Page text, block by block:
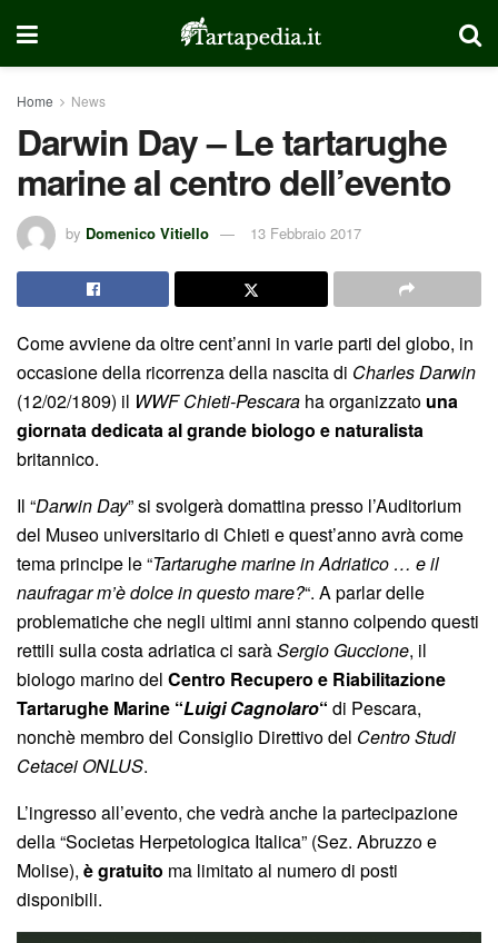
Home News
Darwin Day – Le tartarughe
marine al centro dell’evento
by Domenico Vitiello 13 Febbraio 2017
Come avviene da oltre cent’anni in varie parti del globo, in
occasione della ricorrenza della nascita di Charles Darwin
(12/02/1809) il WWF Chieti-Pescara ha organizzato una
giornata dedicata al grande biologo e naturalista
britannico.
Il “Darwin Day” si svolgerà domattina presso l’Auditorium
del Museo universitario di Chieti e quest’anno avrà come
tema principe le “Tartarughe marine in Adriatico … e il
naufragar m’è dolce in questo mare?“. A parlar delle
problematiche che negli ultimi anni stanno colpendo questi
rettili sulla costa adriatica ci saràSergio Guccione, il
biologo marino del Centro Recupero e Riabilitazione
Tartarughe Marine “Luigi Cagnolaro“ di Pescara,
nonchè membro del Consiglio Direttivo del Centro Studi
Cetacei ONLUS.
L’ingresso all’evento, che vedrà anche la partecipazione
della “Societas Herpetologica Italica” (Sez. Abruzzo e
Molise), è gratuito ma limitato al numero di posti
disponibili.